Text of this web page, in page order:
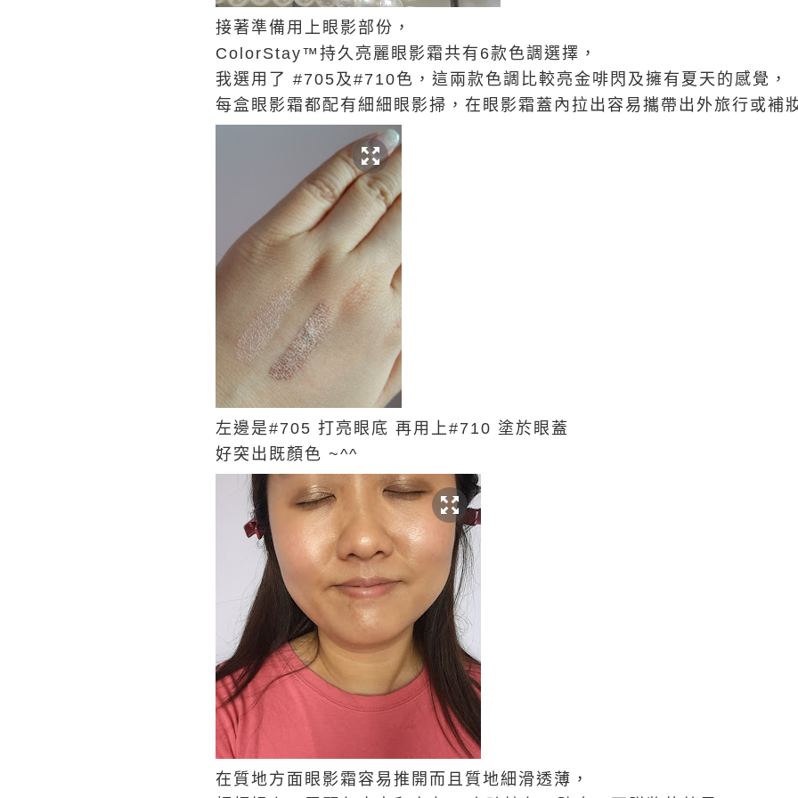
接著準備用上眼影部份，
ColorStay™持久亮麗眼影霜共有6款色調選擇，
我選用了 #705及#710色，這兩款色調比較亮金啡閃及擁有夏天的感覺，
每盒眼影霜都配有細細眼影掃，在眼影霜蓋內拉出容易攜帶出外旅行或補
左邊是#705 打亮眼底 再用上#710 塗於眼蓋
好突出既顏色 ~^^
在質地方面眼影霜容易推開而且質地細滑透薄，